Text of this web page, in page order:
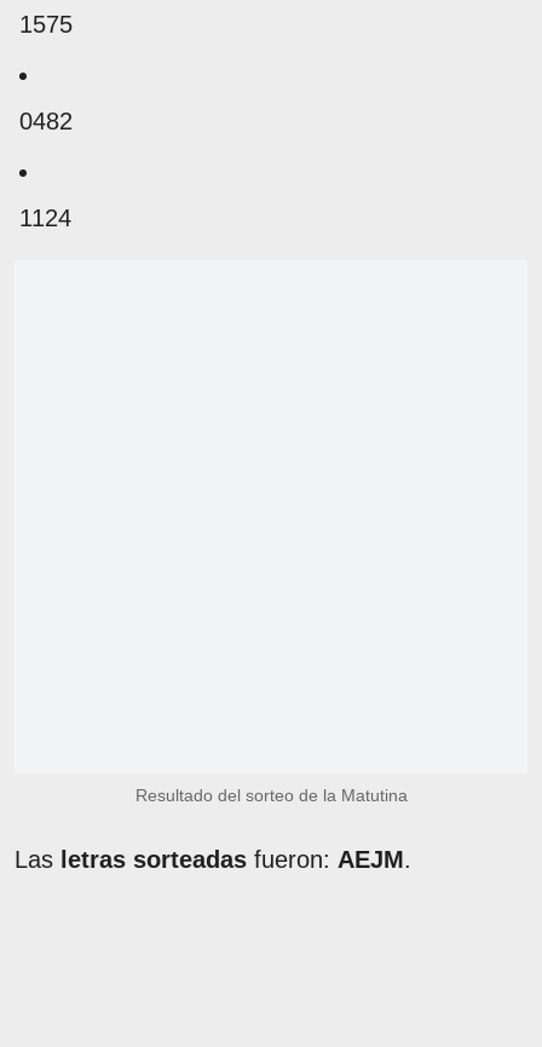
1575
0482
1124
Resultado del sorteo de la Matutina
Las letras sorteadas fueron: AEJM.